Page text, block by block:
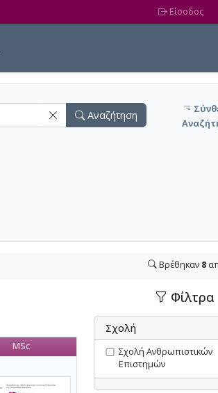
Είσοδος
Αναζήτηση
Βρέθηκαν 8
MSc
Φίλτρα
Σχολή
Σχολή Ανθρωπιστικών
Επιστημών